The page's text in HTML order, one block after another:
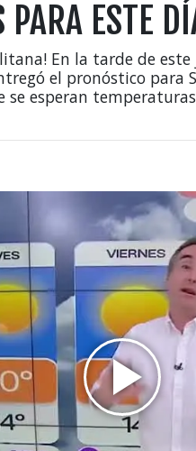
PARA ESTE
En la tarde de
el pronóstico para
se esperan